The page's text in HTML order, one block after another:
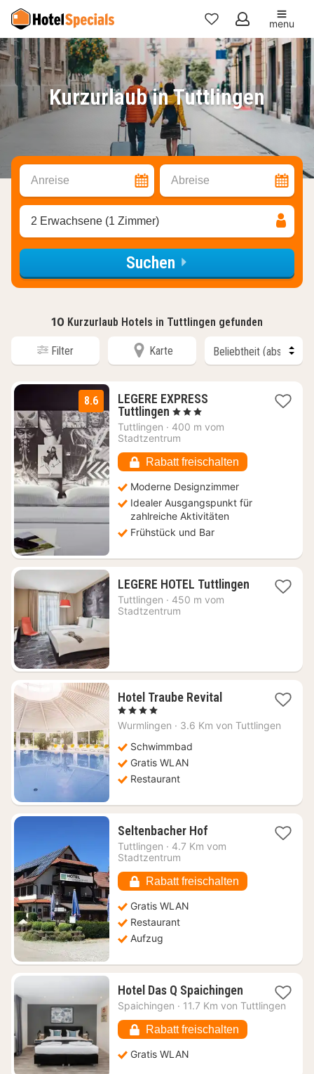
Meine
Favoriten
menu
Kurzurlaub in Tuttlingen
Anreise Abreise
2 Erwachsene (1 Zimmer)
Suchen
10 Kurzurlaub Hotels in Tuttlingen gefunden
Filter Karte
8.6
LEGERE EXPRESS
Tuttlingen 1
Nacht
ab
€
, 3 Sterne
Tuttlingen · 400 m vom
Stadtzentrum
Rabatt freischalten
Moderne Designzimmer
Idealer Ausgangspunkt für
zahlreiche Aktivitäten
Frühstück und Bar
LEGERE HOTEL Tuttlingen1
Tuttlingen · 450 m vom
Stadtzentrum
Hotel Traube Revital1
ab
, 4 Sterne
Wurmlingen · 3.6 Km von Tuttlingen
Schwimmbad
Gratis WLAN
Restaurant
Seltenbacher Hof1
Nacht
€
Tuttlingen · 4.7 Km vom
Stadtzentrum
Rabatt freischalten
Gratis WLAN
Restaurant
Aufzug
Hotel Das Q Spaichingen1
Nacht
82,43
€
Spaichingen · 11.7 Km von Tuttlingen
Rabatt freischalten
Gratis WLAN